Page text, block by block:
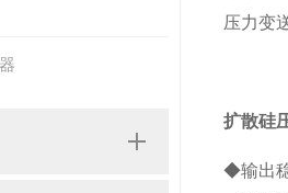
压力变
扩散硅
◆输出